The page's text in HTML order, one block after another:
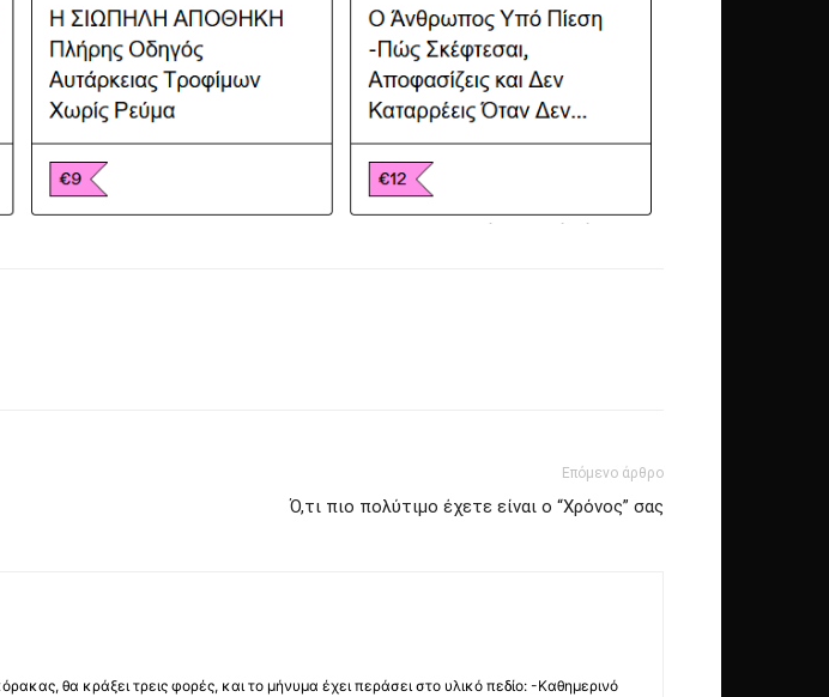
Επόμενο άρθρο
Ό,τι πιο πολύτιμο έχετε είναι ο “Χρόνος” σας
θα κράξει τρεις φορές, και το μήνυμα έχει περάσει στο υλικό πεδίο: -Καθημερινό